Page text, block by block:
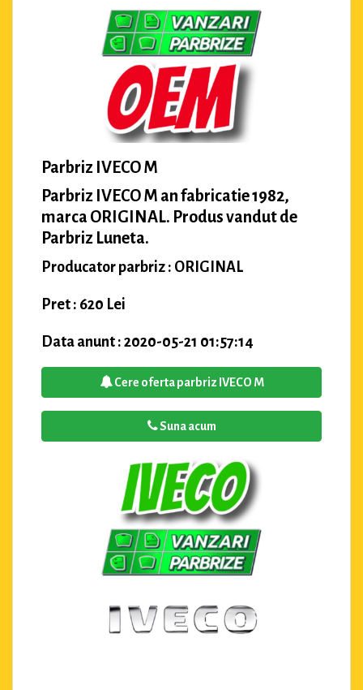
Parbriz IVECO M
Parbriz IVECO M an fabricatie 1982,
marca ORIGINAL. Produs vandut de
Parbriz Luneta.
Producator parbriz : ORIGINAL
Pret : 620 Lei
Data anunt : 2020-05-21 01:57:14
Cere oferta parbriz IVECO M
Suna acum